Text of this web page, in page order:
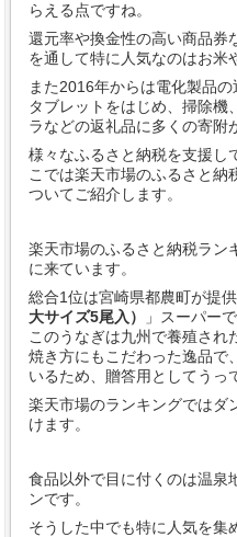
らえる点ですね。
還元率や換金性の高い商品券
を通して特に人気なのはお米
また2016年からは電化製品
タブレットをはじめ、掃除機
ラなどの返礼品に多くの寄附
様々なふるさと納税を支援し
こでは楽天市場のふるさと納
ついてご紹介します。
楽天市場のふるさと納税ラン
に来ています。
総合1位は宮崎県都農町が提
大サイズ5尾入）
」スーパー
このうなぎは九州で養殖され
焼き方にもこだわった逸品で
いるため、贈答用としてうっ
楽天市場のランキングではダ
けます。
食品以外で目に付くのは温泉
ンです。
そうした中でも特に人気を集